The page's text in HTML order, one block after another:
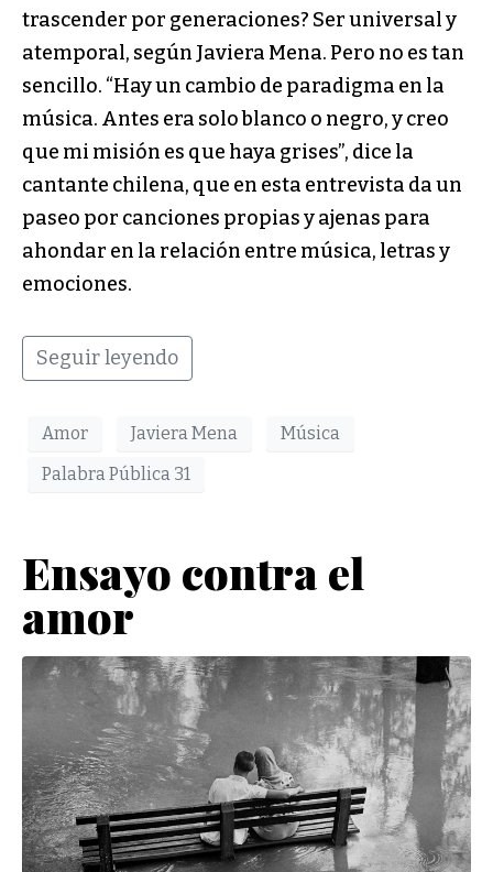
trascender por generaciones? Ser universal y
atemporal, según Javiera Mena. Pero no es tan
sencillo. “Hay un cambio de paradigma en la
música. Antes era solo blanco o negro, y creo
que mi misión es que haya grises”, dice la
cantante chilena, que en esta entrevista da un
paseo por canciones propias y ajenas para
ahondar en la relación entre música, letras y
emociones.
Seguir leyendo
Amor Javiera Mena
Música
Palabra Pública 31
Ensayo contra el
amor